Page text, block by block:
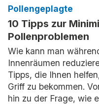
Pollengeplagte
10 Tipps zur
Pollenproblemen
Wie kann man
Innenräumen
Tipps, die Ihnen
Griff zu bekommen.
hin zu der Frage, wie